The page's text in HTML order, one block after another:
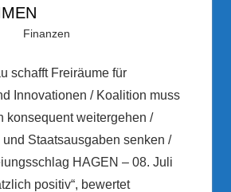
PRGateway
Finanzen
schafft Freiräume für
Innovationen / Koalition muss
konsequent weitergehen /
Staatsausgaben senken /
HAGEN – 08. Juli
positiv“, bewertet